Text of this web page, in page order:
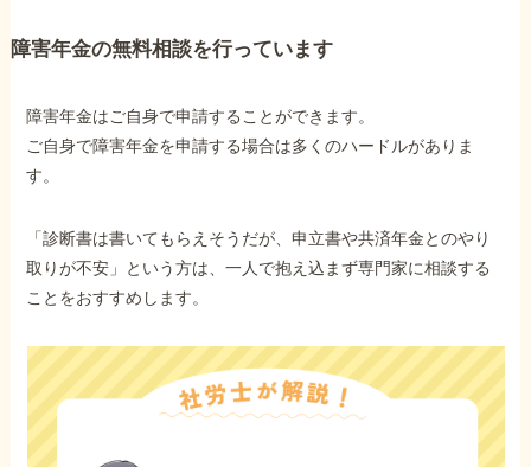
障害年金の無料相談を行っています
障害年金はご自身で申請することができます。
ご自身で障害年金を申請する場合は多くのハードルがありま
す。
「診断書は書いてもらえそうだが、申立書や共済年金とのやり
取りが不安」という方は、一人で抱え込まず専門家に相談する
ことをおすすめします。